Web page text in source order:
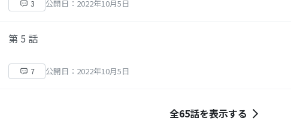
3 公開日：2022年10月5日
第 5 話
7 公開日：2022年10月5日
全65話を表示する